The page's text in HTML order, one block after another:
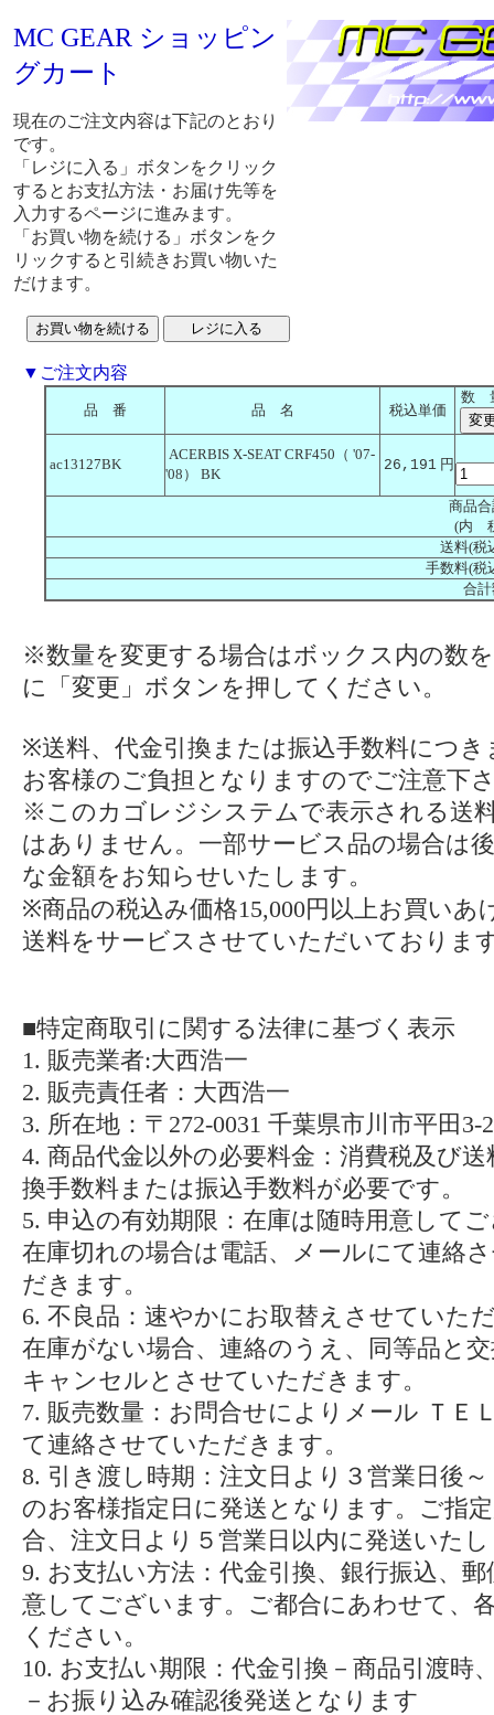
MC GEAR ショッピン
グカート
現在のご注文内容は下記のとおり
です。
「レジに入る」ボタンをクリック
するとお支払方法・お届け先等を
入力するページに進みます。
「お買い物を続ける」ボタンをク
リックすると引続きお買い物いた
だけます。
▼ご注文内容
品 番 品 名 税込単価
数
ac13127BK
ACERBIS X-SEAT CRF450（ '07-
'08） BK
26,191 円
商品
(内
送料(税
手数料(税
合
※数量を変更する場合はボックス内の数
に「変更」ボタンを押してください。
※送料、代金引換または振込手数料につき
お客様のご負担となりますのでご注意下
※このカゴレジシステムで表示される送
はありません。一部サービス品の場合は
な金額をお知らせいたします。
※商品の税込み価格15,000円以上お買いあ
送料をサービスさせていただいておりま
■特定商取引に関する法律に基づく表示
1. 販売業者:大西浩一
2. 販売責任者：大西浩一
3. 所在地：〒272-0031 千葉県市川市平田3-
4. 商品代金以外の必要料金：消費税及び送
換手数料または振込手数料が必要です。
5. 申込の有効期限：在庫は随時用意して
在庫切れの場合は電話、メールにて連絡
だきます。
6. 不良品：速やかにお取替えさせていた
在庫がない場合、連絡のうえ、同等品と
キャンセルとさせていただきます。
7. 販売数量：お問合せによりメール ＴＥ
て連絡させていただきます。
8. 引き渡し時期：注文日より３営業日後
のお客様指定日に発送となります。ご指
合、注文日より５営業日以内に発送いた
9. お支払い方法：代金引換、銀行振込、
意してございます。ご都合にあわせて、
ください。
10. お支払い期限：代金引換－商品引渡時
－お振り込み確認後発送となります